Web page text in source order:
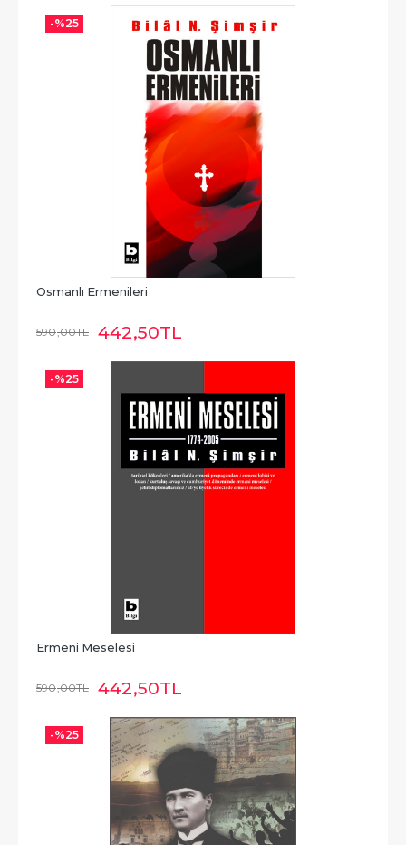
-%25
Osmanlı Ermenileri
590,00TL 442,50TL
-%25
Ermeni Meselesi
590,00TL 442,50TL
-%25